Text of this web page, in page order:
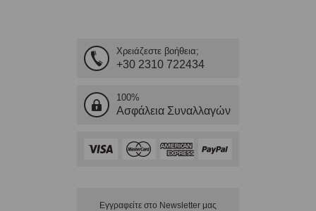
Χρειάζεστε βοήθεια;
+30 2310 722434
100%
Ασφάλεια Συναλλαγών
Εγγραφείτε στο Νewsletter μας